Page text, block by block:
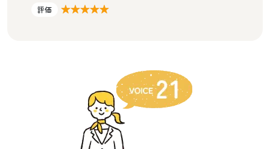
評価 ★★★★★